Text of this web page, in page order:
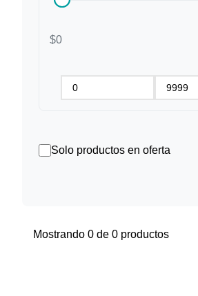
$0
Solo productos en oferta
Mostrando 0 de 0 productos